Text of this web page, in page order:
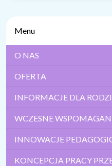
Menu
O NAS
OFERTA
INFORMACJE DLA
WCZESNE
INNOWACJE
KONCEPCJA PRACY